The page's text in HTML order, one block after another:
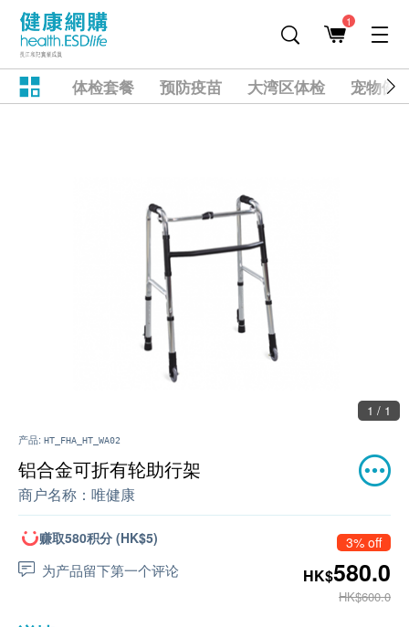
1
体检套餐 预防疫苗 大湾区体检 宠物健
1 / 1
产品: HT_FHA_HT_WA02
铝合金可折有轮助行架
商户名称： 唯健康
赚取580积分 (HK$5)
为产品留下第一个评论
3% off
HK$580.0
HK$600.0